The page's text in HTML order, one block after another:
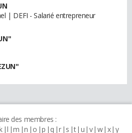
| DEFI - Salarié entrepreneur
des membres :
l m n o p q r s t u v w x y